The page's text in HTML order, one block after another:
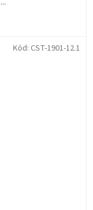
Kód: CST-1901-12.1